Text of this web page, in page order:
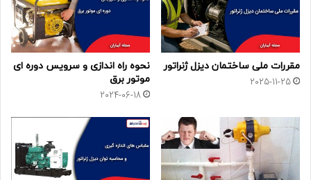
مقررات ملی ساختمان دیزل ژنراتور
2025-11-25
نحوه راه اندازی و سرویس دوره ای
موتور برق
2024-06-18